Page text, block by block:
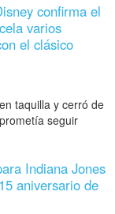
confirma el
varios
el clásico
taquilla y cerró de
seguir
Indiana Jones
aniversario de